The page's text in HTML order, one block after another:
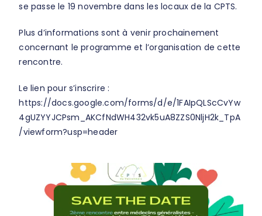
se passe le 19 novembre dans les locaux de la CPTS.
Plus d’informations sont à venir prochainement
concernant le programme et l’organisation de cette
rencontre.
Le lien pour s’inscrire :
https://docs.google.com/forms/d/e/1FAIpQLScCvYw
4gUZYYJCPsm_AKCfNdWH432vk5uA8ZZS0NljH2k_TpA
/viewform?usp=header